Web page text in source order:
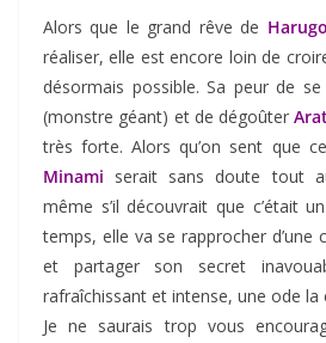
Alors que le grand rêve de
réaliser, elle est encore loin de
désormais possible. Sa peur de
(monstre géant) et de dégoûter
très forte. Alors qu’on sent que
Minami serait sans doute tout
même s’il découvrait que c’était
temps, elle va se rapprocher d’une
et partager son secret
rafraîchissant et intense, une ode la
Je ne saurais trop vous